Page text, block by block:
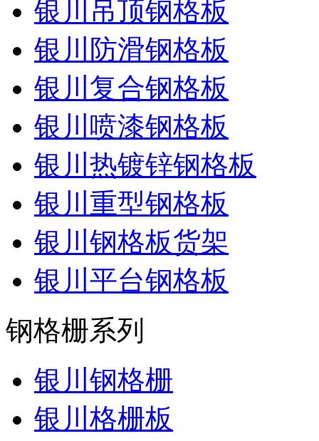
银川吊顶钢格板
银川防滑钢格板
银川复合钢格板
银川喷漆钢格板
银川热镀锌钢格板
银川重型钢格板
银川钢格板货架
银川平台钢格板
钢格栅系列
银川钢格栅
银川格栅板